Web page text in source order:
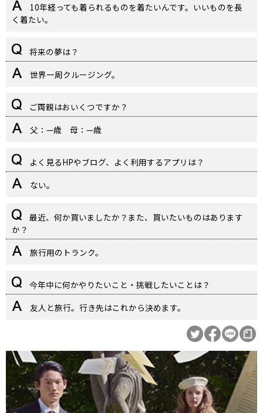
10年経っても着られるものを着たいんです。いいものを長
く着たい。
将来の夢は？
世界一周クルージング。
ご両親はおいくつですか？
父：—歳 母：—歳
よく見るHPやブログ、よく利用するアプリは？
ない。
最近、何か買いましたか？また、買いたいものはあります
か？
旅行用のトランク。
今年中に何かやりたいこと・挑戦したいことは？
友人と旅行。行き先はこれから決めます。